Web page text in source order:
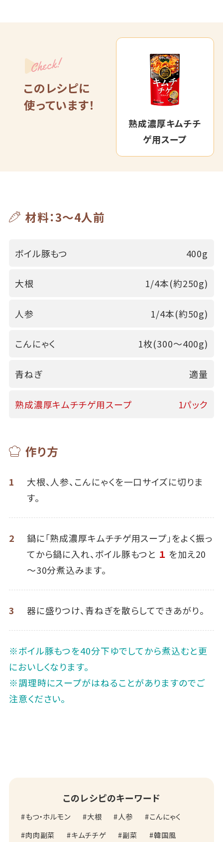
Check!
このレシピに
使っています！
熟成濃厚キムチチ
ゲ用スープ
材料：3～4人前
ボイル豚もつ 400g
大根 1/4本(約250g)
人参 1/4本(約50g)
こんにゃく 1枚(300～400g)
青ねぎ 適量
熟成濃厚キムチチゲ用スープ 1パック
作り方
1
大根、人参、こんにゃくを一口サイズに切りま
す。
2
鍋に「熟成濃厚キムチチゲ用スープ」をよく振っ
てから鍋に入れ、ボイル豚もつと １ を加え20
～30分煮込みます。
3 器に盛りつけ、青ねぎを散らしてできあがり。
※ボイル豚もつを40分下ゆでしてから煮込むと更
においしくなります。
※調理時にスープがはねることがありますのでご
注意ください。
このレシピのキーワード
もつ・ホルモン 大根 人参
こんにゃく
肉肉副菜
キムチチゲ 副菜 韓国風